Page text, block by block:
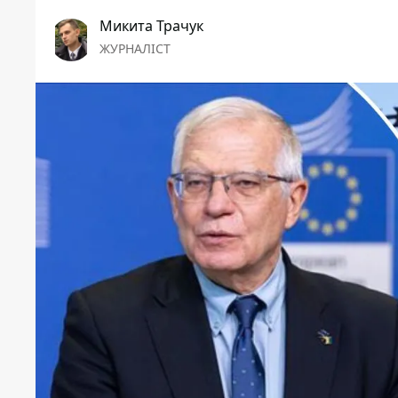
Микита Трачук
ЖУРНАЛІСТ